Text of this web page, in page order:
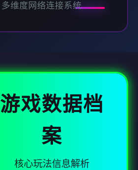
多维度网络连接系统
游戏数据档
案
核心玩法信息解析